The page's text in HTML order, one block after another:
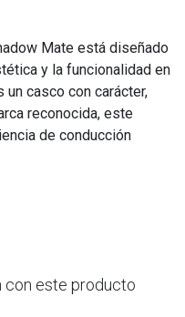
Mate está diseñado
y la funcionalidad en
casco con carácter,
reconocida, este
de conducción
con este producto